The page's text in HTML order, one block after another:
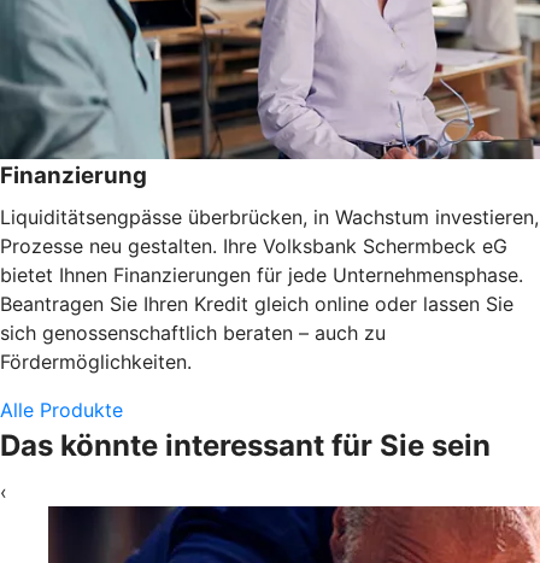
Finanzierung
Liquiditätsengpässe überbrücken, in Wachstum investieren,
Prozesse neu gestalten. Ihre Volksbank Schermbeck eG
bietet Ihnen Finanzierungen für jede Unternehmensphase.
Beantragen Sie Ihren Kredit gleich online oder lassen Sie
sich genossenschaftlich beraten – auch zu
Fördermöglichkeiten.
Alle Produkte
Das könnte interessant für Sie sein
‹